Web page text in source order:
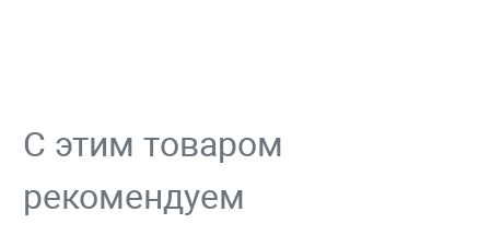
С этим товаром
рекомендуем